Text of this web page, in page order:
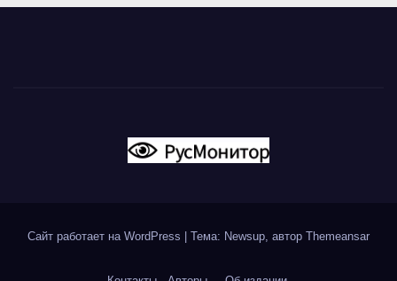
Сайт работает на WordPress Тема: Newsup, автор Themeansar